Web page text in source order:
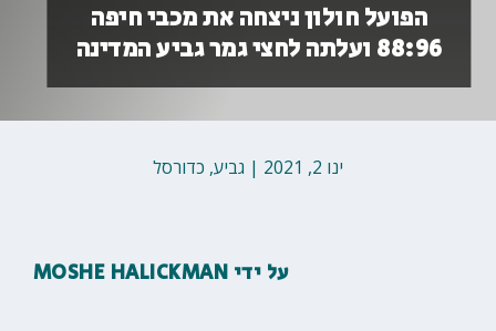
הפועל חולון ניצחה את מכבי חיפה
88:96 ועלתה לחצי גמר גביע המדינה
ינו 2, 2021 | גביע, כדורסל
על ידי MOSHE HALICKMAN